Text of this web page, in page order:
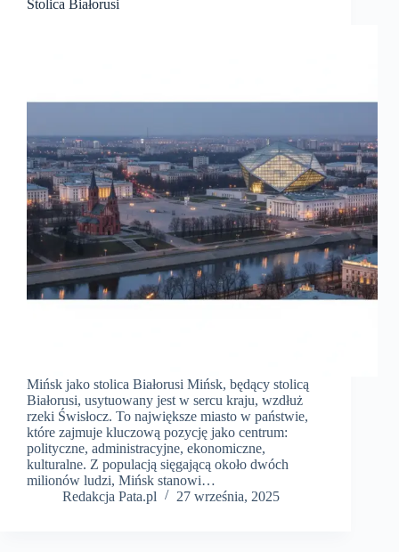
Stolica Białorusi
Mińsk jako stolica Białorusi Mińsk, będący stolicą
Białorusi, usytuowany jest w sercu kraju, wzdłuż
rzeki Świsłocz. To największe miasto w państwie,
które zajmuje kluczową pozycję jako centrum:
polityczne, administracyjne, ekonomiczne,
kulturalne. Z populacją sięgającą około dwóch
milionów ludzi, Mińsk stanowi…
Redakcja Pata.pl
27 września, 2025